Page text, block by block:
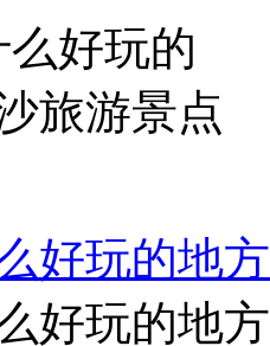
好玩的地
好玩的地